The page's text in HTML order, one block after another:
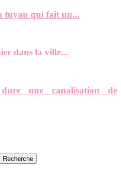
tuyau qui fait un...
dans la ville...
une canalisation de